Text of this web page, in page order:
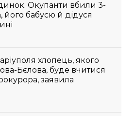
Окупанти вбили 3-
його бабусю й дідуся
хлопець, якого
Бєлова, буде вчитися
заявила